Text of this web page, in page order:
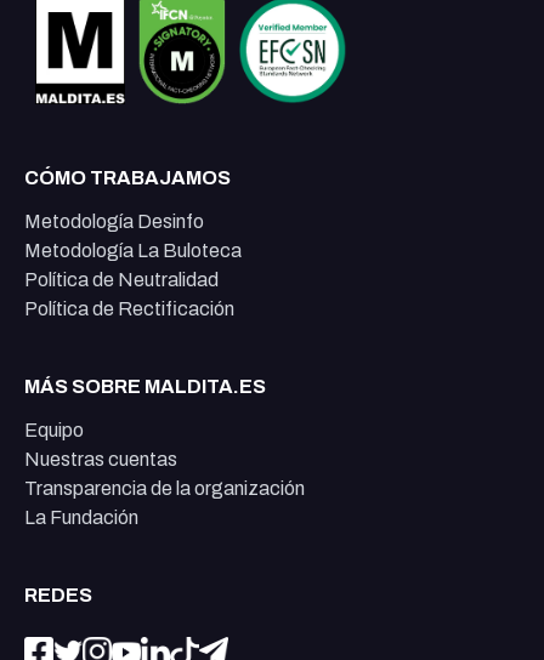
CÓMO TRABAJAMOS
Metodología Desinfo
Metodología La Buloteca
Política de Neutralidad
Política de Rectificación
MÁS SOBRE MALDITA.ES
Equipo
Nuestras cuentas
Transparencia de la organización
La Fundación
REDES